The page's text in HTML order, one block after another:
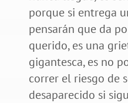
porque si entrega
pensarán que da
querido, es una
gigantesca, es no
correr el riesgo de
desaparecido si